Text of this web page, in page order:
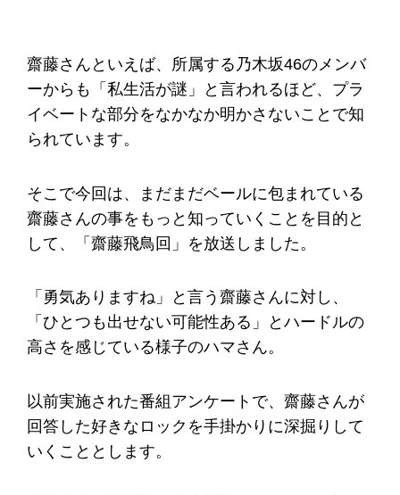
齋藤さんといえば、所属する乃木坂46のメンバ
ーからも「私生活が謎」と言われるほど、プラ
イベートな部分をなかなか明かさないことで知
られています。
そこで今回は、まだまだベールに包まれている
齋藤さんの事をもっと知っていくことを目的と
して、「齋藤飛鳥回」を放送しました。
「勇気ありますね」と言う齋藤さんに対し、
「ひとつも出せない可能性ある」とハードルの
高さを感じている様子のハマさん。
以前実施された番組アンケートで、齋藤さんが
回答した好きなロックを手掛かりに深掘りして
いくこととします。